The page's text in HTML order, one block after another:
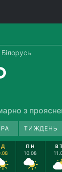
з
ТИЖДЕНЬ
ПН
10.08